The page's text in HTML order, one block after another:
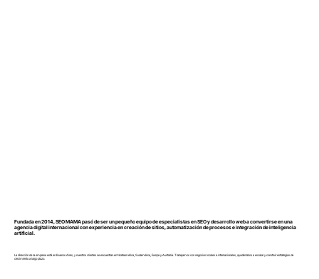
Fundada en 2014, SEO MAMA pasó de ser un pequeño equipo de especialistas en SEO y desarrollo web a convertirse en una
agencia digital internacional con experiencia en creación de sitios, automatización de procesos e integración de inteligencia
artificial.
La dirección de la empresa está en Buenos Aires, y nuestros clientes se encuentran en Norteamérica, Sudamérica, Europa y Australia. Trabajamos con negocios locales e internacionales, ayudándolos a escalar y construir estrategias de
crecimiento a largo plazo.